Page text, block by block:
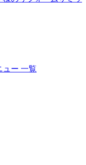
ュー 一覧